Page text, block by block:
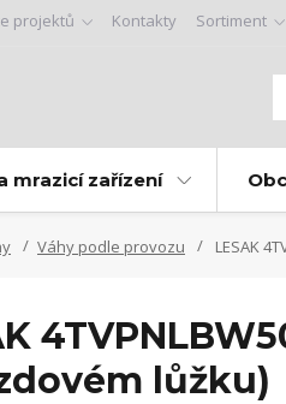
projektů Kontakty Sortiment
mrazicí zařízení
Váhy podle provozu LESAK
lůžku)